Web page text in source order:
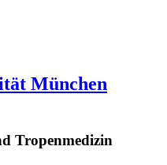
München
Tropenmedizin